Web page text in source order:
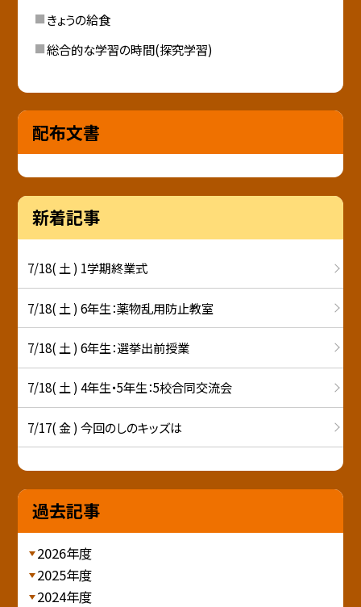
きょうの給食
総合的な学習の時間(探究学習)
配布文書
新着記事
7/18( 土 ) 1学期終業式
7/18( 土 ) 6年生：薬物乱用防止教室
7/18( 土 ) 6年生：選挙出前授業
7/18( 土 ) 4年生・5年生：5校合同交流会
7/17( 金 ) 今回のしのキッズは
過去記事
2026年度
2025年度
2024年度